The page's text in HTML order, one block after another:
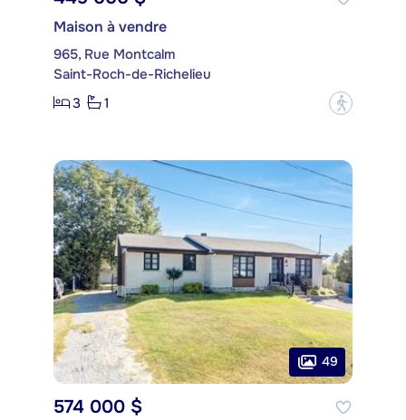
Maison à vendre
965, Rue Montcalm
Saint-Roch-de-Richelieu
3
1 ?
49
574 000 $